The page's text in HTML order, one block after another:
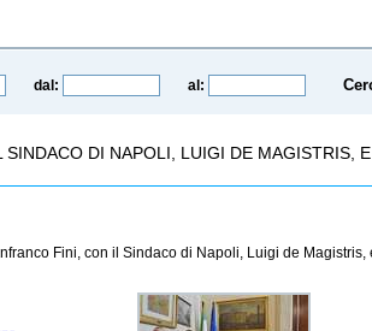
dal: al:
DI NAPOLI, LUIGI DE MAGISTRIS,
Fini, con il Sindaco di Napoli, Luigi de Magistris,